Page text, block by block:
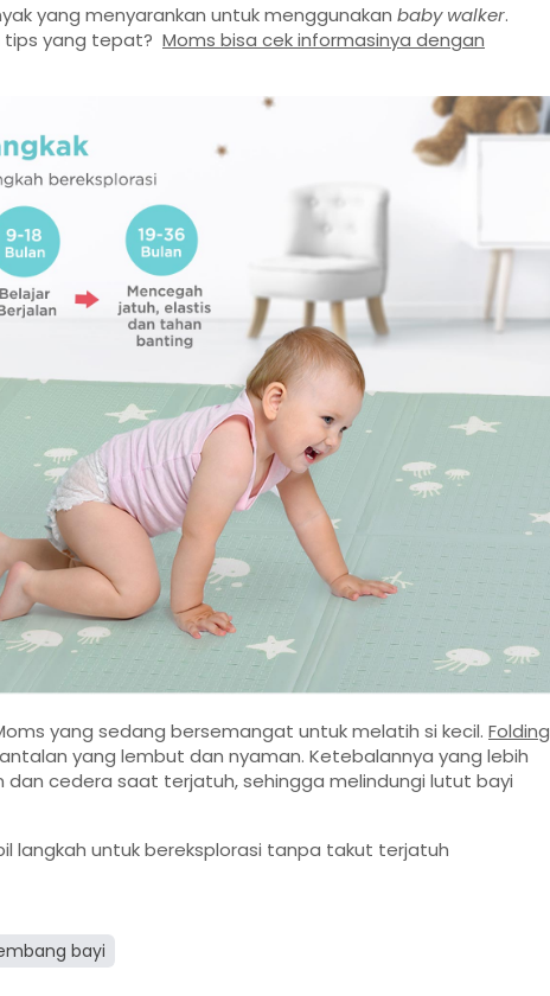
yang menyarankan untuk menggunakan baby walker.
tips yang tepat? Moms bisa cek informasinya dengan
yang sedang bersemangat untuk melatih si kecil. Folding
yang lembut dan nyaman. Ketebalannya yang lebih
cedera saat terjatuh, sehingga melindungi lutut bayi
langkah untuk bereksplorasi tanpa takut terjatuh
bayi